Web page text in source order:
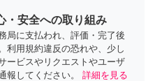
・安全への取り組み
局に支払われ、評価・完了後
利用規約違反の恐れや、少し
ービスやリクエストやユーザ
報してください。
詳細を見る